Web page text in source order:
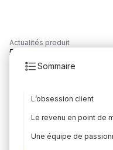
Actualités produit
Sommaire
L’obsession client
Le revenu en point de
Une équipe de
5
Mounir